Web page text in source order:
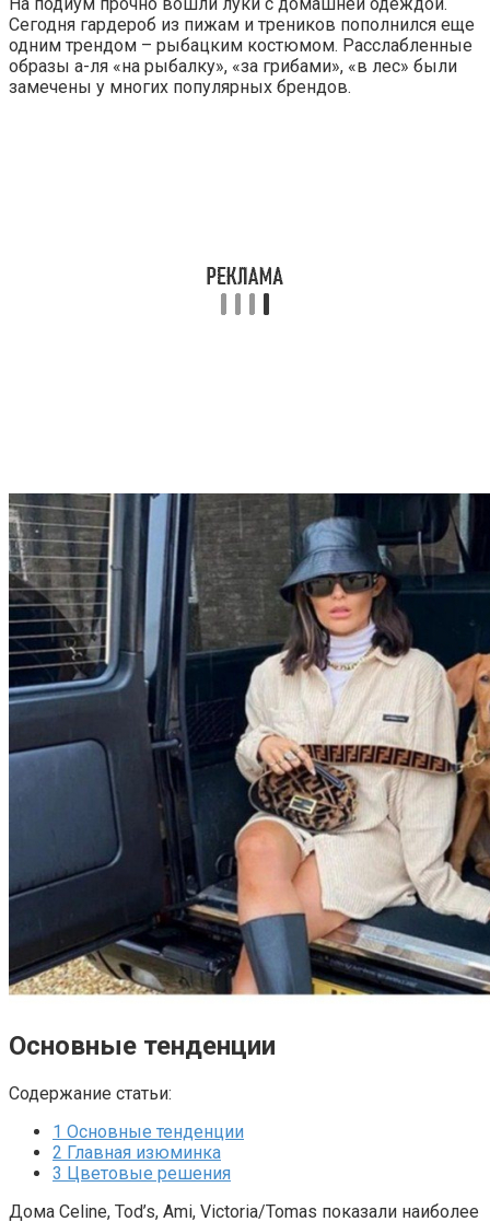
Сегодня гардероб из пижам и треников пополнился еще
одним трендом – рыбацким костюмом. Расслабленные
образы а-ля «на рыбалку», «за грибами», «в лес» были
замечены у многих популярных брендов.
Основные тенденции
Содержание статьи:
1 Основные тенденции
2 Главная изюминка
3 Цветовые решения
Дома Celine, Tod’s, Ami, Victoria/Tomas показали наиболее